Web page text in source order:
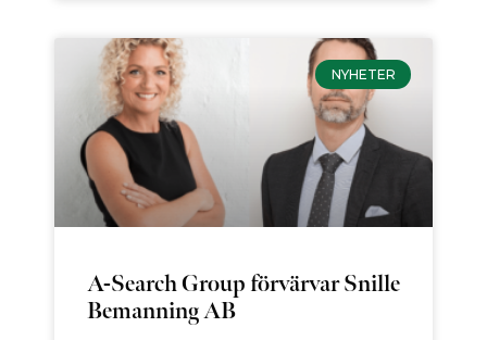
NYHETER
A-Search Group förvärvar Snille
Bemanning AB